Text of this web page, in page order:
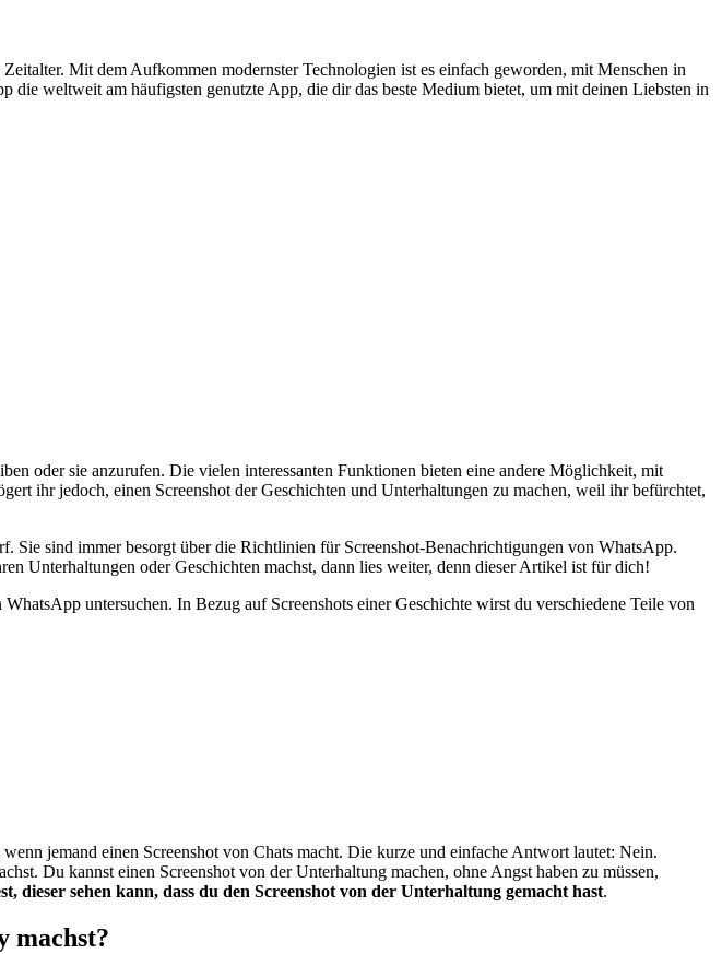
Mit dem Aufkommen modernster Technologien ist es einfach geworden, mit Menschen in
weltweit am häufigsten genutzte App, die dir das beste Medium bietet, um mit deinen Liebsten in
oder sie anzurufen. Die vielen interessanten Funktionen bieten eine andere Möglichkeit, mit
ihr jedoch, einen Screenshot der Geschichten und Unterhaltungen zu machen, weil ihr befürchtet,
Sie sind immer besorgt über die Richtlinien für Screenshot-Benachrichtigungen von WhatsApp.
Unterhaltungen oder Geschichten machst, dann lies weiter, denn dieser Artikel ist für dich!
untersuchen. In Bezug auf Screenshots einer Geschichte wirst du verschiedene Teile von
jemand einen Screenshot von Chats macht. Die kurze und einfache Antwort lautet: Nein.
Du kannst einen Screenshot von der Unterhaltung machen, ohne Angst haben zu müssen,
dieser sehen kann, dass du den Screenshot von der Unterhaltung gemacht hast.
machst?